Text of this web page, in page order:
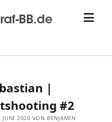
Menü
|
#2
2020 VON BENJAMIN